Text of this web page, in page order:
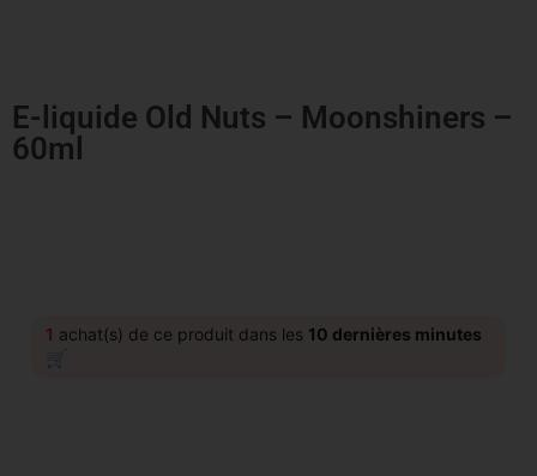
E-liquide Old Nuts – Moonshiners –
60ml
1 achat(s) de ce produit dans les 10 dernières minutes
🛒